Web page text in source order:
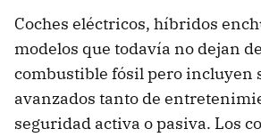
Coches eléctricos, híbridos
modelos que todavía no dejan
combustible fósil pero incluyen
avanzados tanto de
seguridad activa o pasiva. Los